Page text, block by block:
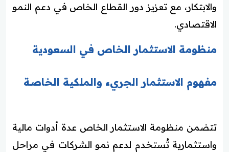
والابتكار، مع تعزيز دور القطاع الخاص في دعم النمو
الاقتصادي.
منظومة الاستثمار الخاص في السعودية
مفهوم الاستثمار الجريء والملكية الخاصة
تتضمن منظومة الاستثمار الخاص عدة أدوات مالية
واستثمارية تُستخدم لدعم نمو الشركات في مراحل